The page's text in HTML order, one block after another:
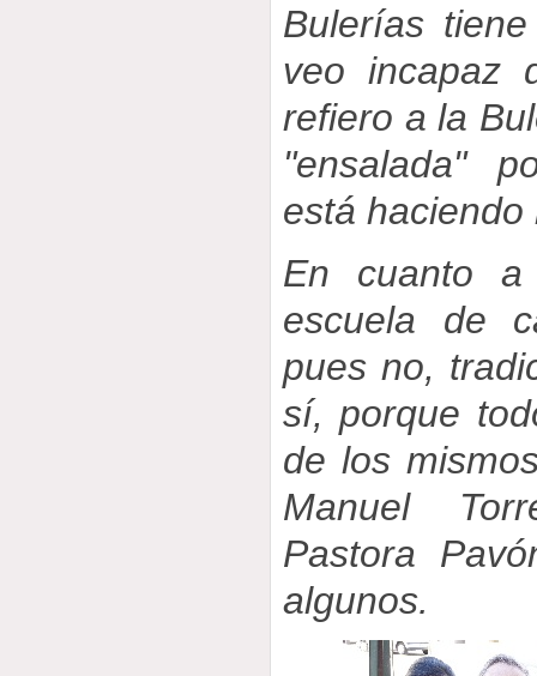
Bulerías
veo incapaz
refiero a la
"ensalada"
está
En cuanto
escuela de
pues no,
sí, porque
de los
Manuel
Pastora
algunos.